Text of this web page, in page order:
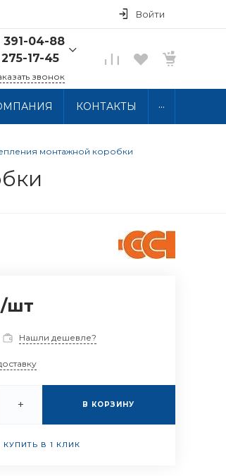
Войти
391-04-88
17-45
04-88
15, 2 этаж
звонок
КОНТАКТЫ ...
монтажной коробки
/шт
Нашли дешевле?
+ В КОРЗИНУ
КУПИТЬ В 1 КЛИК